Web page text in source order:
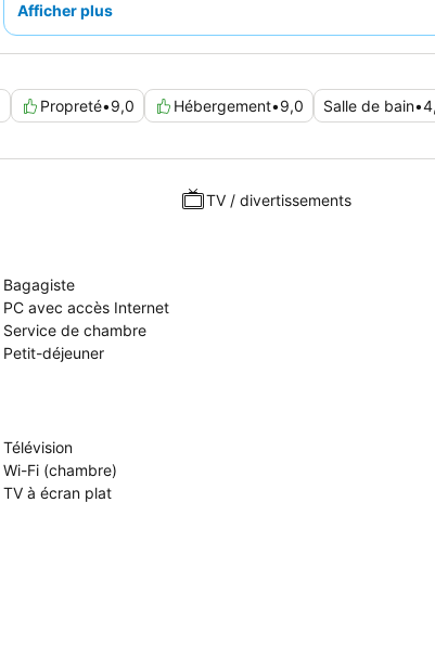
de l'hôtel.
Afficher plus
Propreté•9,0 Hébergement•9,0 Salle de bain•
TV / divertissements
Bagagiste
PC avec accès Internet
Service de chambre
Petit-déjeuner
Télévision
Wi-Fi (chambre)
TV à écran plat